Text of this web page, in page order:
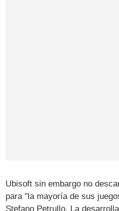
Ubisoft sin embargo no
para "la mayoría de sus
Stefano Petrullo. La